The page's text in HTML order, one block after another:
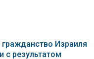
гражданство Израиля
с результатом